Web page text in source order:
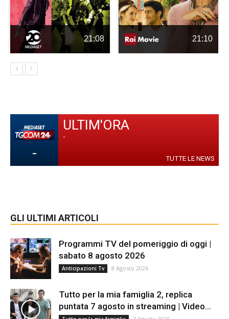
21:08 21:10
-
ULTIM'ORA
-
TUTTE LE NEWS
GLI ULTIMI ARTICOLI
Programmi TV del pomeriggio di oggi |
sabato 8 agosto 2026
Anticipazioni Tv 8 Agosto 2026
Tutto per la mia famiglia 2, replica
puntata 7 agosto in streaming | Video...